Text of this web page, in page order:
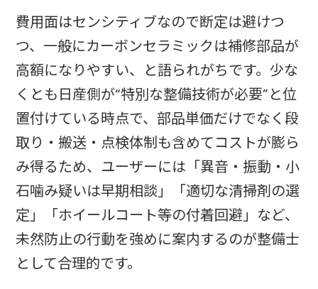
費用面はセンシティブなので断定は避けつ
つ、一般にカーボンセラミックは補修部品が
高額になりやすい、と語られがちです。少な
くとも日産側が“特別な整備技術が必要”と位
置付けている時点で、部品単価だけでなく段
取り・搬送・点検体制も含めてコストが膨ら
み得るため、ユーザーには「異音・振動・小
石噛み疑いは早期相談」「適切な清掃剤の選
定」「ホイールコート等の付着回避」など、
未然防止の行動を強めに案内するのが整備士
として合理的です。